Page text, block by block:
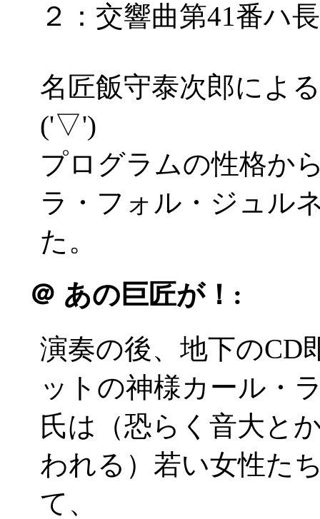
２：交響曲第41番ハ
名匠飯守泰次郎によ
('▽')
プログラムの性格か
ラ・フォル・ジュル
た。
＠ あの巨匠が！:
演奏の後、地下のCD
ットの神様カール・
氏は（恐らく音大と
われる）若い女性た
て、